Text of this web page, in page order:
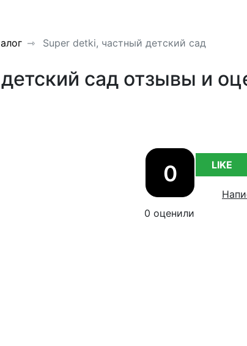
Super detki, частный детский сад
сад отзывы и
0 LIKE
0 оценили